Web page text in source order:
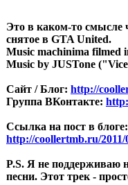
Это в каком-то смысле
снятое в GTA United.
Music machinima filmed
Music by JUSTone
Сайт / Блог: http://
Группа ВКонтакте:
Ссылка на пост в блоге:
http://coollertmb.ru/2011/
P.S. Я не поддерживаю
песни. Этот трек -